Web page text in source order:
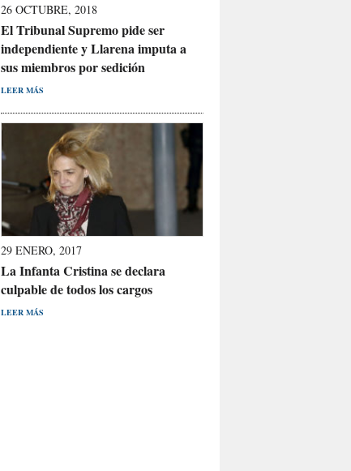
26 OCTUBRE, 2018
El Tribunal Supremo pide ser
independiente y Llarena imputa a
sus miembros por sedición
LEER MÁS
29 ENERO, 2017
La Infanta Cristina se declara
culpable de todos los cargos
LEER MÁS